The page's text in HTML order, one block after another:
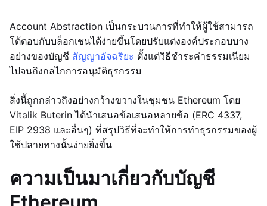
Account Abstraction เป็นกระบวนการที่ทำให้ผู้ใช้สามารถ
โต้ตอบกับบล็อกเชนได้ง่ายขึ้นโดยปรับแต่งองค์ประกอบบาง
อย่างของบัญชี สัญญาอัจฉริยะ ตั้งแต่วิธีชำระค่าธรรมเนียม
ไปจนถึงกลไกการอนุมัติธุรกรรม
สิ่งนี้ถูกกล่าวถึงอย่างกว้างขวางในชุมชน Ethereum โดย
Vitalik Buterin ได้นำเสนอข้อเสนอหลายข้อ (ERC 4337,
EIP 2938 และอื่นๆ) ที่สรุปวิธีที่จะทำให้การทำธุรกรรมของผู้
ใช้ปลายทางนั้นง่ายยิ่งขึ้น
ความเป็นมาเกี่ยวกับบัญชี